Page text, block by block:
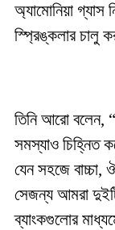
অ্যামোনিয়া গ্যাস
স্প্রিঙ্কলার চালু
তিনি আরো বলেন,
সমস্যাও চিহ্নিত
যেন সহজে বাচ্চা,
সেজন্য আমরা
ব্যাংকগুলোর